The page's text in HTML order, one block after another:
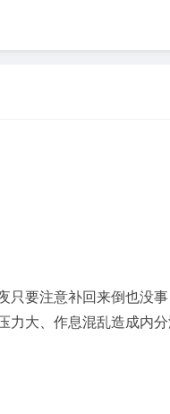
要注意补回来倒也没
力大、作息混乱造成内